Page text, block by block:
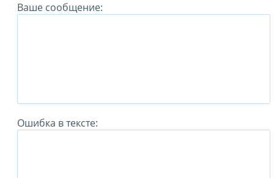
Ваше сообщение:
Ошибка в тексте: